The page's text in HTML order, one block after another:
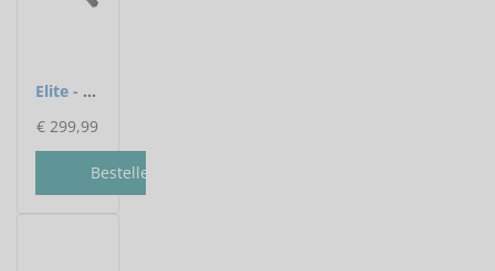
Elite - Sportube Travel Series 152 x 280mm - Elite
€ 299,99
Bestellen